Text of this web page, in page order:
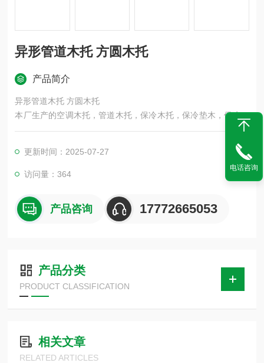
异形管道木托 方圆木托
产品简介
异形管道木托 方圆木托
本厂生产的空调木托，管道木托，保冷木托，保冷垫木，保冷木
块，橡塑管托，支撑块，管道铁卡，管箍等产品，已广泛运用于
矿业，电力、冶金、石油、消防、化工等基础产业和现代化工程
配套。
更新时间：2025-07-27
访问量：364
产品咨询 17772665053
产品分类
PRODUCT CLASSIFICATION
相关文章
RELATED ARTICLES
电话咨询